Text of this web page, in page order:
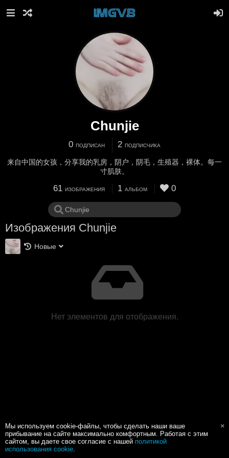
Chunjie
0 ПОДПИСАН 2 ПОДПИСЧИКА
来自中国的女孩，分享我的乳房，阴户，阴毛，生殖器，裸体。每一
寸肌肤。
61 ИЗОБРАЖЕНИЯ 1 АЛЬБОМ 0
Изображения Chunjie
Новые
Нет элементов для отображения.
Мы используем cookie-файлы, чтобы сделать наши ваше
прибывание на сайте максимально комфортным. Работая с этим
сайтом, вы даете свое согласие с нашей политикой
использования cookie.